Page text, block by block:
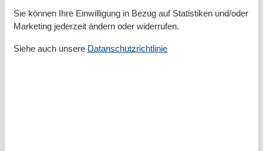
Wohnzimmer
1
Einkaufsmöglichkeit
Sie können Ihre Einwilligung in Bezug auf Statistiken und/oder
Marketing jederzeit ändern oder widerrufen.
Siehe auch unsere Datanschutzrichtlinie